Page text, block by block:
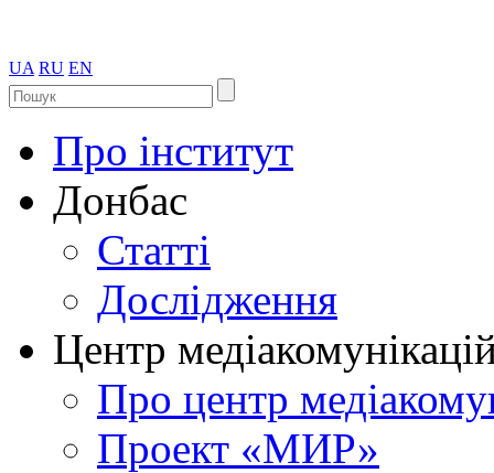
UA RU EN
Про інститут
Донбас
Статті
Дослідження
Центр
Про центр
Проект «МИР»